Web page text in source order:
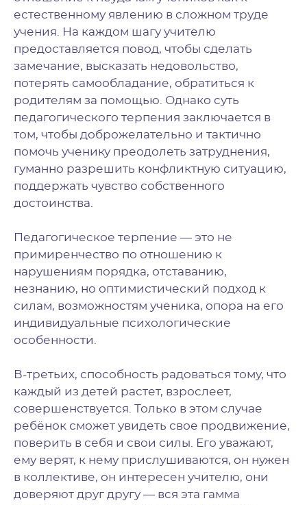
естественному явлению в сложном труде
учения. На каждом шагу учителю
предоставляется повод, чтобы сделать
замечание, высказать недовольство,
потерять самообладание, обратиться к
родителям за помощью. Однако суть
педагогического терпения заключается в
том, чтобы доброжелательно и тактично
помочь ученику преодолеть затруднения,
гуманно разрешить конфликтную ситуацию,
поддержать чувство собственного
достоинства.
Педагогическое терпение — это не
примиренчество по отношению к
нарушениям порядка, отставанию,
незнанию, но оптимистический подход к
силам, возможностям ученика, опора на его
индивидуальные психологические
особенности.
В-третьих, способность радоваться тому, что
каждый из детей растет, взрослеет,
совершенствуется. Только в этом случае
ребёнок сможет увидеть свое продвижение,
поверить в себя и свои силы. Его уважают,
ему верят, к нему прислушиваются, он нужен
в коллективе, он интересен учителю, они
доверяют друг другу — вся эта гамма